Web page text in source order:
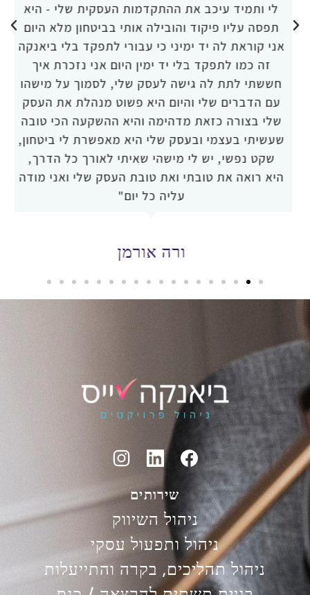
לי ותמיד עיכב את ההתקדמות העסקית שלי - היא
תפסה עליו פיקוד והובילה אותי בביטחון מלא היום
אני קוראת לה יד ימיני כי עבורי לתפקד בלי ביאנקה
זה כמו לתפקד בלי יד ימין היום אני נזכרת איך
חששתי לתת לה גישה לעסק שלי, לסמוך על מישהו
עם הדברים שלי והיום היא פשוט מנהלת את העסק
שלי בצורה כזאת מדהימה והיא ההשקעה הכי טובה
שעשיתי בעצמי ובעסק שלי היא מאפשרת לי ביטחון,
שקט נפשי, יש לי מישהי שאיתי לאורך כל הדרך,
היא רואה את טובתי ואת טובת העסק שלי ואני מודה
עליה כל יום"
ורה אורמן
שירותים
ניהול השיווק
ניהול ותפעול עסקי
ניהול תהליכים, בקרה והתייעלות